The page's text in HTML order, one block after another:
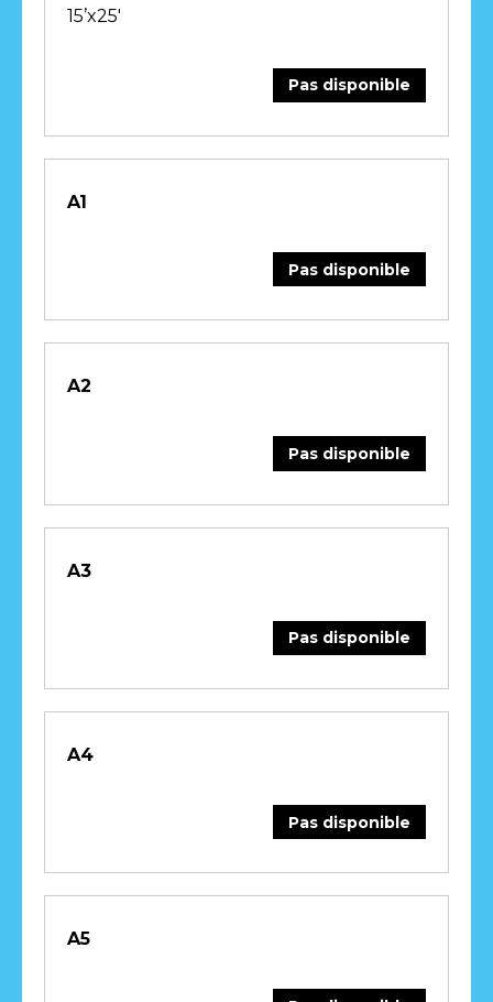
15’x25′
Pas disponible
A1
Pas disponible
A2
Pas disponible
A3
Pas disponible
A4
Pas disponible
A5